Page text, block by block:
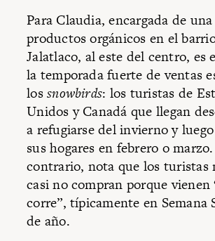
Para Claudia, encargada de
productos orgánicos en el
Jalatlaco, al este del centro, es
la temporada fuerte de ventas
lossnowbirds: los turistas de
Unidos y Canadá que llegan
a refugiarse del invierno y
sus hogares en febrero o
contrario, nota que los turistas
casi no compran porque vienen
corre”, típicamente en Semana
de año.